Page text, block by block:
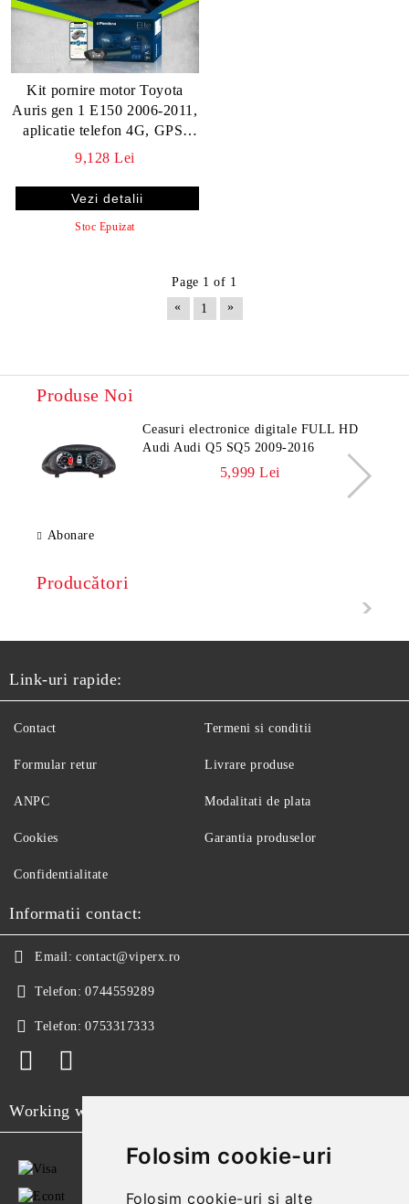
Folosim cookie-uri
Folosim cookie-uri și alte
Kit pornire motor Toyota
Auris gen 1 E150 2006-2011,
aplicatie telefon 4G, GPS,
pager, tag, telecomanda
ELITE
9,128 Lei
Vezi detalii
Stoc Epuizat
Page 1 of 1
«
1 »
Produse Noi
Ceasuri electronice digitale FULL HD
Audi Audi Q5 SQ5 2009-2016
5,999 Lei
Abonare
Producători
Link-uri rapide:
Contact
Formular retur
ANPC
Cookies
Termeni si conditii
Livrare produse
Modalitati de plata
Garantia produselor
Confidentialitate
Informatii contact:
Email: contact@viperx.ro
Telefon: 0744559289
Telefon: 0753317333
Working with